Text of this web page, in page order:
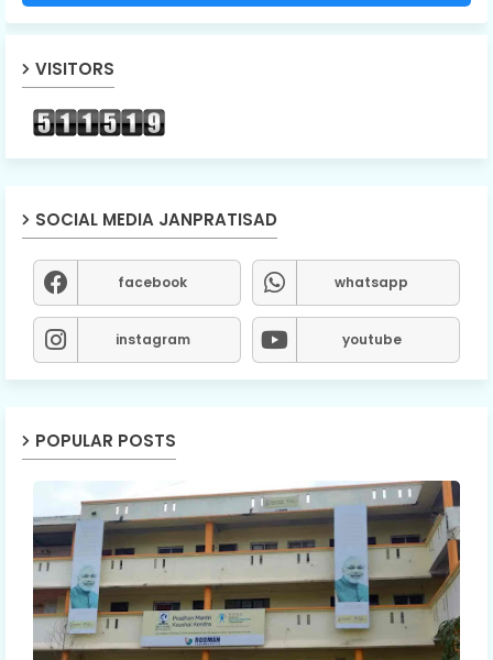
VISITORS
SOCIAL MEDIA JANPRATISAD
facebook whatsapp
instagram youtube
POPULAR POSTS